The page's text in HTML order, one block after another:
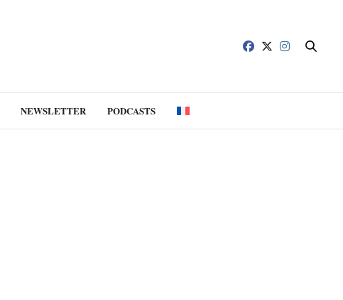
NEWSLETTER PODCASTS